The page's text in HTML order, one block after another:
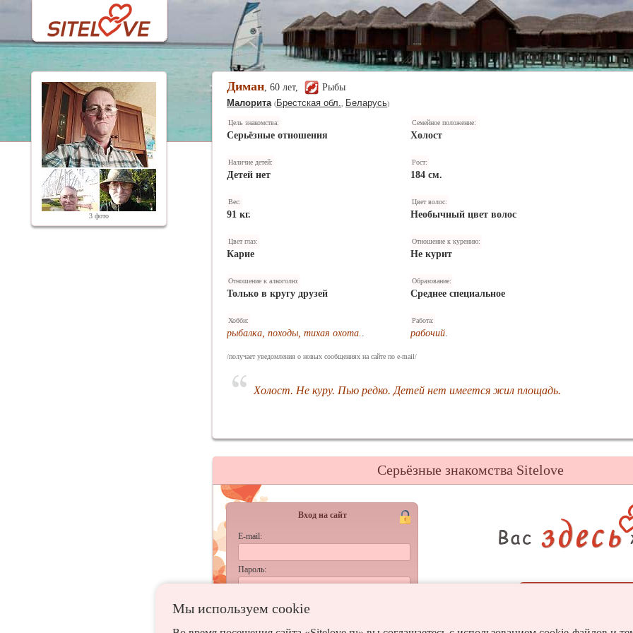
3 фото
Диман, 60 лет,
Рыбы
Малорита (Брестская обл. Беларусь)
Цель знакомства:
Серьёзные отношения
Семейное положение:
Холост
Наличие детей:
Детей нет
Рост:
184 см.
Вес:
91 кг.
Цвет волос:
Необычный цвет волос
Цвет глаз:
Карие
Отношение к курению:
Не курит
Отношение к алкоголю:
Только в кругу друзей
Образование:
Среднее специальное
Хобби:
рыбалка, походы, тихая охота. .
Работа:
рабочий.
/получает уведомления о новых сообщениях на сайте по e-mail/
Холост. Не куру. Пью редко. Детей нет имеется жил площадь.
Мы используем сookie
Серьёзные знакомства Sitelove
Вход на сайт
E-mail:
Пароль: